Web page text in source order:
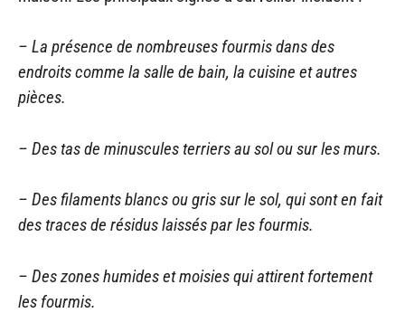
– La présence de nombreuses fourmis dans des
endroits comme la salle de bain, la cuisine et autres
pièces.
– Des tas de minuscules terriers au sol ou sur les murs.
– Des filaments blancs ou gris sur le sol, qui sont en fait
des traces de résidus laissés par les fourmis.
– Des zones humides et moisies qui attirent fortement
les fourmis.